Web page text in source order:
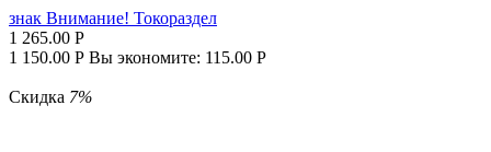
знак Внимание! Токораздел
1 265.00 Р
1 150.00 Р Вы экономите: 115.00 Р
Скидка 7%